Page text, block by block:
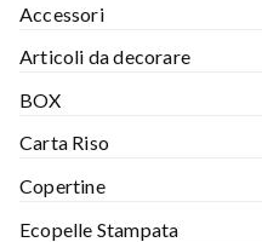
Accessori
Articoli da decorare
BOX
Carta Riso
Copertine
Ecopelle Stampata